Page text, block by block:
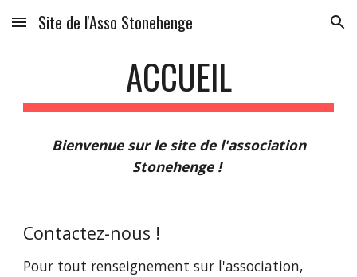
Skip to main content Skip to navigation
Site de l'Asso Stonehenge
ACCUEIL
Bienvenue sur le site de l'association
Stonehenge !
Contactez-nous !
Pour tout renseignement sur l'association,